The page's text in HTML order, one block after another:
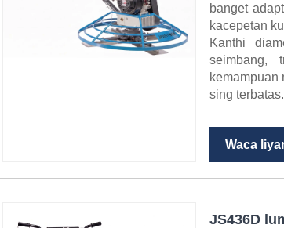
banget
kacepetan
Kanthi
seimbang,
kemampuan
sing terbatas.
Waca
JS436D